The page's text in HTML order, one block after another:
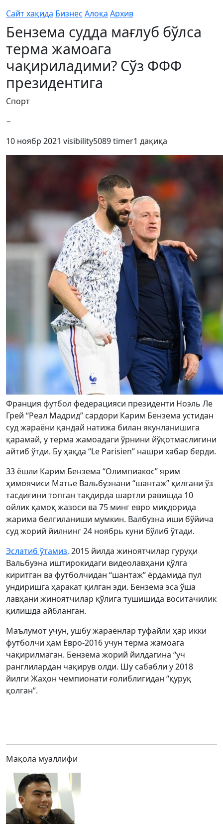
Сайт хақида Бизнес Алоқа Архив
Бензема судда мағлуб бўлса
терма жамоага
чақириладими? Сўз ФФФ
президентига
Спорт
−
10 ноябр 2021 visibility5089timer1 дақиқа
Франция футбол федерацияси президенти Ноэль Ле
Грей “Реал Мадрид” сардори Карим Бензема устидан
суд жараёни қандай натижа билан якунланишига
қарамай, у терма жамоадаги ўрнини йўқотмаслигини
айтиб ўтди. Бу ҳақда “Le Parisien” нашри хабар берди.
33 ёшли Карим Бензема “Олимпиакос” ярим
ҳимоячиси Матье Вальбуэнани “шантаж” қилгани ўз
тасдиғини топган тақдирда шартли равишда 10
ойлик қамоқ жазоси ва 75 минг евро миқдорида
жарима белгиланиши мумкин. Валбуэна иши бўйича
суд жорий йилнинг 24 ноябрь куни бўлиб ўтади.
Эслатиб ўтамиз, 2015 йилда жиноятчилар гуруҳи
Вальбуэна иштирокидаги видеолавҳани қўлга
киритган ва футболчидан “шантаж” ёрдамида пул
ундиришга ҳаракат қилган эди. Бензема эса ўша
лавҳани жиноятчилар қўлига тушишида воситачилик
қилишда айбланган.
Маълумот учун, ушбу жараёнлар туфайли ҳар икки
футболчи ҳам Евро-2016 учун терма жамоага
чақирилмаган. Бензема жорий йилдагина “уч
ранглилардан чақирув олди. Шу сабабли у 2018
йилги Жаҳон чемпионати ғолиблигидан “қуруқ
қолган”.
Мақола муаллифи